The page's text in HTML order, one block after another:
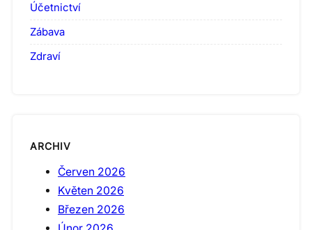
Účetnictví
Zábava
Zdraví
ARCHIV
Červen 2026
Květen 2026
Březen 2026